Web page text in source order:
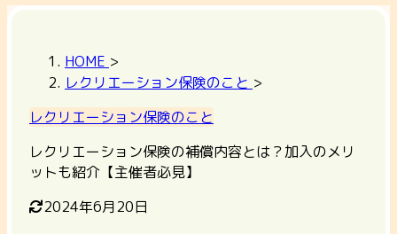
HOME >
レクリエーション保険のこと >
レクリエーション保険のこと
レクリエーション保険の補償内容とは？加入のメリ
ットも紹介【主催者必見】
2024年6月20日